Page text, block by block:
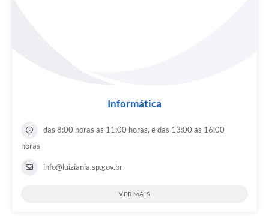
Informática
das 8:00 horas as 11:00 horas, e das 13:00 as 16:00
horas
info@luiziania.sp.gov.br
VER MAIS